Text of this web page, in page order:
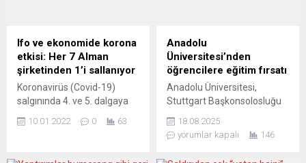
Ifo ve ekonomide korona
etkisi: Her 7 Alman
şirketinden 1’i sallanıyor
Koronavirüs (Covid-19)
salgınında 4. ve 5. dalgaya
her 7 Alman şirketinden 1’i
10.01.2022 0 63
Anadolu
Üniversitesi’nden
öğrencilere eğitim fırsatı
Anadolu Üniversitesi,
Stuttgart Başkonsolosluğu
akademik programlarla,
yurtdışında yaşayan Türk
18.08.2025
yorumlar kapalı
146